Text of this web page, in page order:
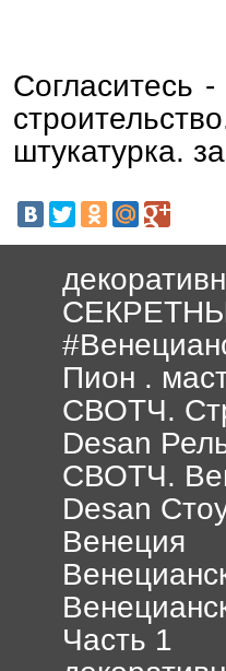
Согласитесь
штукатурка.
Пион .
СВОТЧ.
Desan
СВОТЧ.
Desan
Венеция
Часть 1